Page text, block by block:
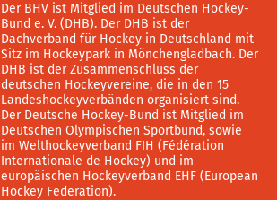
Der BHV ist Mitglied im Deutschen Hockey-
Bund e. V. (DHB). Der DHB ist der
Dachverband für Hockey in Deutschland mit
Sitz im Hockeypark in Mönchengladbach. Der
DHB ist der Zusammenschluss der
deutschen Hockeyvereine, die in den 15
Landeshockeyverbänden organisiert sind.
Der Deutsche Hockey-Bund ist Mitglied im
Deutschen Olympischen Sportbund, sowie
im Welthockeyverband FIH (Fédération
Internationale de Hockey) und im
europäischen Hockeyverband EHF (European
Hockey Federation).